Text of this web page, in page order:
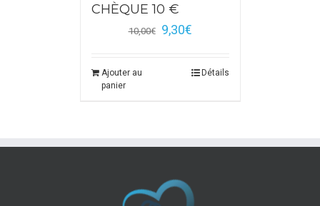
CHÈQUE 10 €
10,00€ 9,30€
Ajouter au
panier
Détails